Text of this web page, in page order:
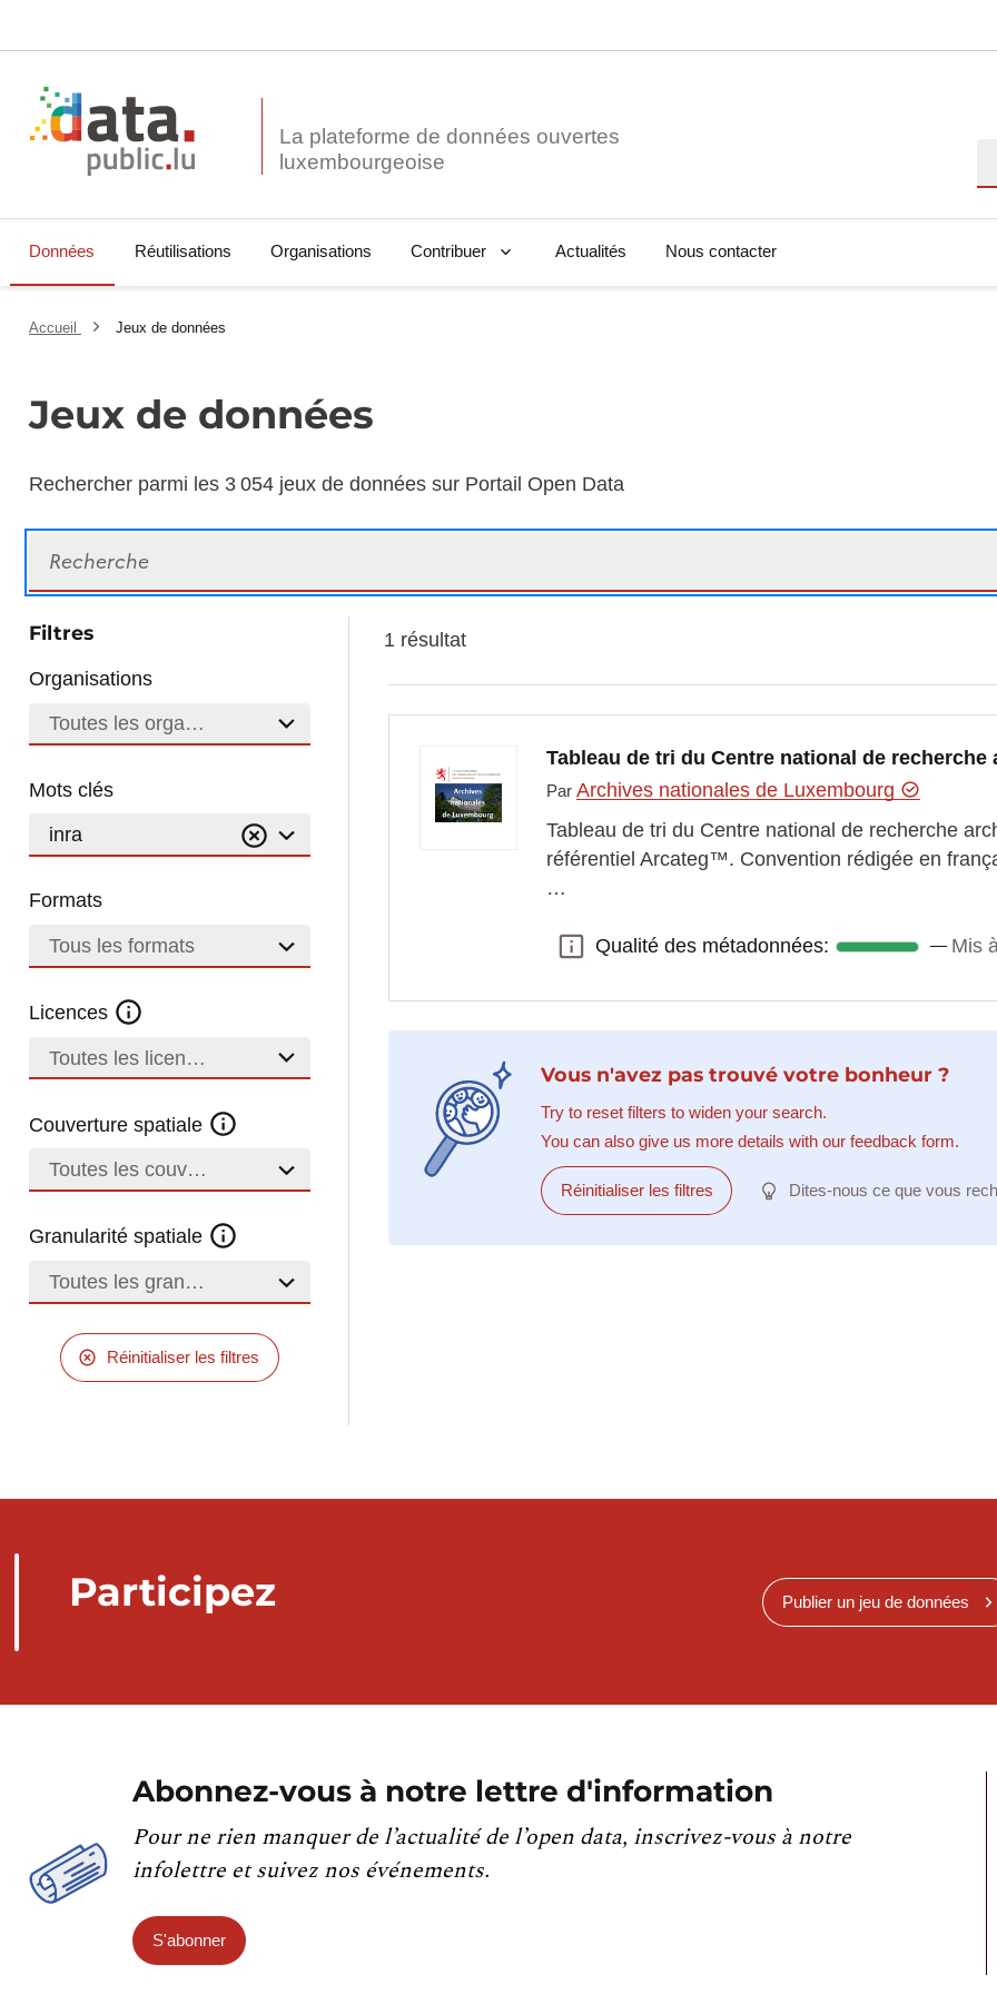
La plateforme de données ouvertes
Données Réutilisations Organisations Contribuer Actualités Nous contacter
Accueil Jeux de données
Jeux de données
Rechercher parmi les 3 054 jeux de données sur Portail Open Data
Filtres
Organisations
Toutes les organisations
Mots clés
inra
Formats
Tous les formats
Licences
Toutes les licences
Couverture spatiale
Toutes les couvertures
Granularité spatiale
Toutes les granularités
Réinitialiser les filtres
1 résultat
Tableau de tri du Centre national de
ParArchives nationales de Luxembourg
Tableau de tri du Centre national de recherche
référentiel Arcateg™. Convention rédigée en
…
Qualité des métadonnées:
Qualité des métadonnées: Mis
Vous n'avez pas trouvé votre bonheur ?
Try to reset filters to widen your search.
You can also give us more details with our feedback form.
Réinitialiser les filtres Dites-nous ce que vous
Participez Publier un jeu de données
Abonnez-vous à notre lettre d'information
Pour ne rien manquer de l’actualité de l’open data, inscrivez-vous à notre
infolettre et suivez nos événements.
S'abonner